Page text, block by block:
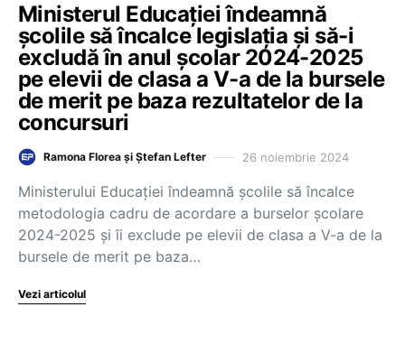
Ministerul Educației îndeamnă
școlile să încalce legislația și să-i
excludă în anul școlar 2024-2025
pe elevii de clasa a V-a de la bursele
de merit pe baza rezultatelor de la
concursuri
Ramona Florea și Ștefan Lefter 26 noiembrie 2024
Ministerului Educației îndeamnă școlile să încalce
metodologia cadru de acordare a burselor școlare
2024-2025 și îi exclude pe elevii de clasa a V-a de la
bursele de merit pe baza…
Vezi articolul